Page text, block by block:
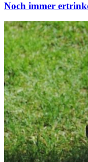
Noch immer